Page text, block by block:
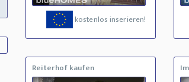
kostenlos inserieren!
Reiterhof kaufen